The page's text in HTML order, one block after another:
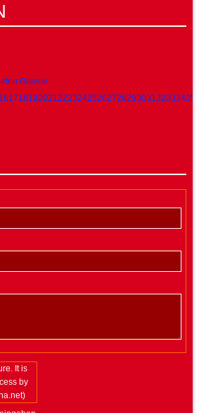
Galerie
1617181920212223242526272829303132333435